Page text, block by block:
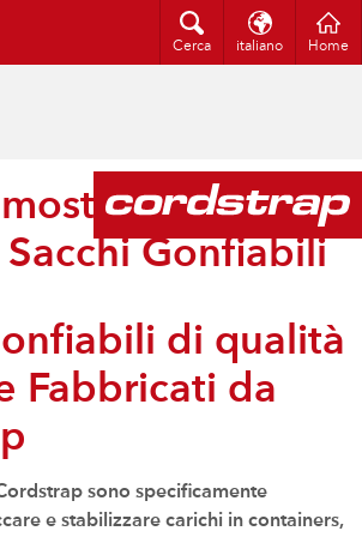
Cerca italiano Home
D-
Gonfiabili
di qualità
Fabbricati da
sono specificamente
e stabilizzare carichi in containers,